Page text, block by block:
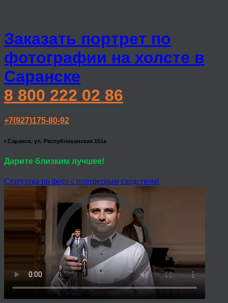
Заказать портрет по
фотографии на холсте в
Саранске
8 800 222 02 86
+7(927)175-80-92
г.Саранск, ул. Республиканская 151а
Дарите близким лучшее!
Статуэтка по фото с портретным сходством!